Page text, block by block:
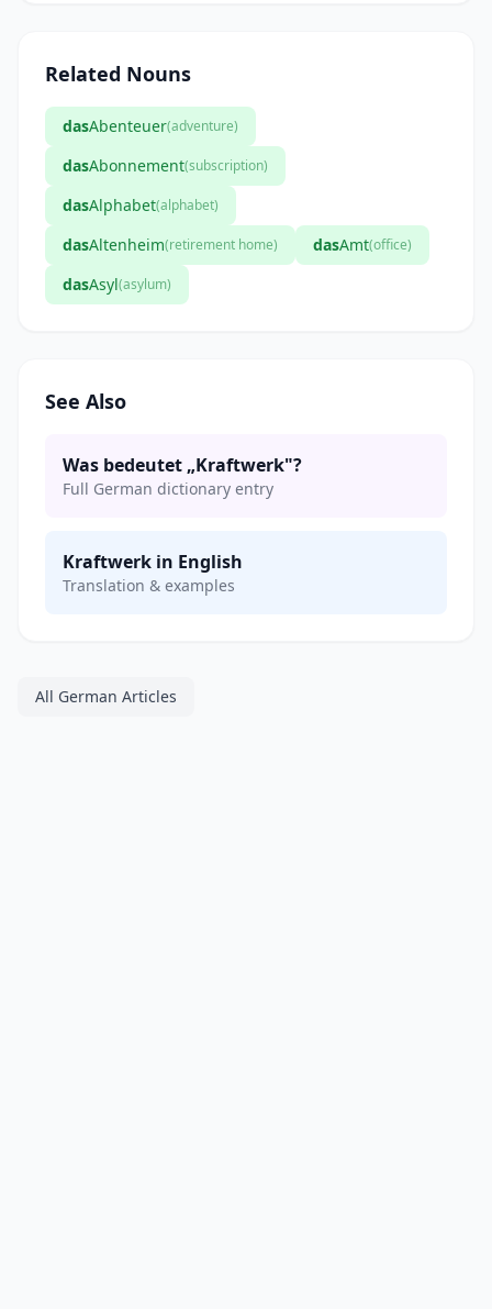
Related Nouns
dasAbenteuer(adventure)
dasAbonnement(subscription)
dasAlphabet(alphabet)
dasAltenheim(retirement home) dasAmt(office)
dasAsyl(asylum)
See Also
Was bedeutet „Kraftwerk"?
Full German dictionary entry
Kraftwerk in English
Translation & examples
All German Articles